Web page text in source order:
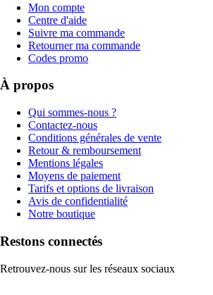
Mon compte
Centre d'aide
Suivre ma commande
Retourner ma commande
Codes promo
À propos
Qui sommes-nous ?
Contactez-nous
Conditions générales de vente
Retour & remboursement
Mentions légales
Moyens de paiement
Tarifs et options de livraison
Avis de confidentialité
Notre boutique
Restons connectés
Retrouvez-nous sur les réseaux sociaux